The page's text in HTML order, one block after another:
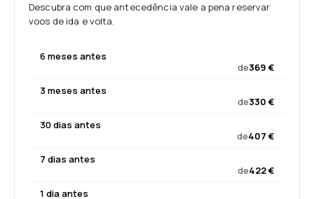
Descubra com que antecedência vale a pena reservar
voos de ida e volta.
6 meses antes
de369 €
3 meses antes
de330 €
30 dias antes
de407 €
7 dias antes
de422 €
1 dia antes